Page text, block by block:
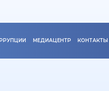
МЕДИАЦЕНТР КОНТАКТЫ